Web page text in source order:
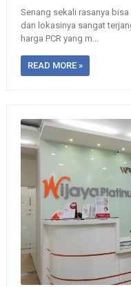
Senang sekali rasanya
dan lokasinya sangat
harga PCR yang m...
READ MORE »